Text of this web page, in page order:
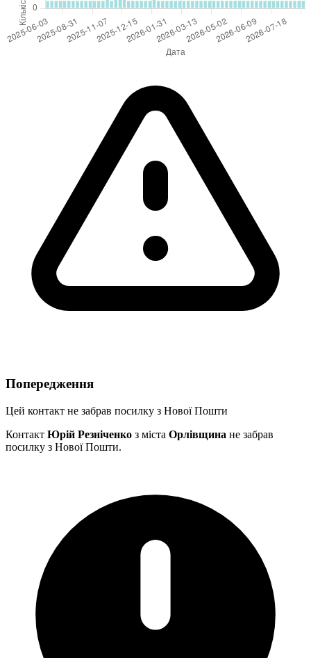
Попередження
Цей контакт не забрав посилку з Нової Пошти
Контакт Юрій Резніченко з міста Орлівщина не забрав
посилку з Нової Пошти.